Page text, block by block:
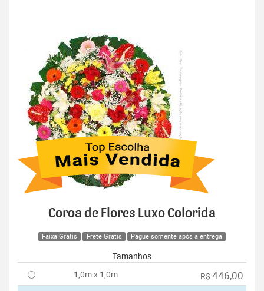
Coroa de Flores Luxo Colorida
Faixa Grátis Frete Grátis Pague somente após a entrega
Tamanhos
1,0m x 1,0m
R$ 446,00